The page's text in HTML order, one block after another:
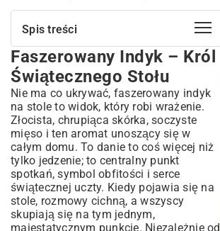
Spis treści
Faszerowany Indyk – Król Świątecznego
Stołu
Wybór Idealnego Indyka i Składników na
Farsz
Jak wybrać indyka na świąteczny obiad?
Niezbędne składniki na aromatyczny farsz
Pomysły na Wyśmienite Farsze do
Indyka
Klasyczny farsz z pieczarek i cebuli
Farsz z suszonymi owocami i orzechami
Wytrawny farsz z kaszą i ziołami
Faszerowany Indyk – Król
Świątecznego Stołu
Nie ma co ukrywać, faszerowany indyk
na stole to widok, który robi wrażenie.
Złocista, chrupiąca skórka, soczyste
mięso i ten aromat unoszący się w
całym domu. To danie to coś więcej niż
tylko jedzenie; to centralny punkt
spotkań, symbol obfitości i serce
świątecznej uczty. Kiedy pojawia się na
stole, rozmowy cichną, a wszyscy
skupiają się na tym jednym,
majestatycznym punkcie. Niezależnie od